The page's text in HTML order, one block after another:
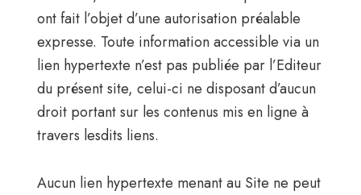
ont fait l’objet d’une autorisation préalable
expresse. Toute information accessible via un
lien hypertexte n’est pas publiée par l’Editeur
du présent site, celui-ci ne disposant d’aucun
droit portant sur les contenus mis en ligne à
travers lesdits liens.
Aucun lien hypertexte menant au Site ne peut